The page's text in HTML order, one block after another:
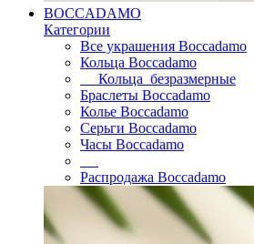
BOCCADAMO
Категории
Все украшения Boccadamo
Кольца Boccadamo
Кольца безразмерные
Браслеты Boccadamo
Колье Boccadamo
Серьги Boccadamo
Часы Boccadamo
Распродажа Boccadamo